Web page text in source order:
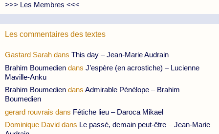
>>> Les Membres <<<
Les commentaires des textes
Gastard Sarah dans This day – Jean-Marie Audrain
Brahim Boumedien dans J’espère (en acrostiche) – Lucienne
Maville-Anku
Brahim Boumedien dans Admirable Pénélope – Brahim
Boumedien
gerard rouvrais dans Fétiche lieu – Daroca Mikael
Dominique David dans Le passé, demain peut-être – Jean-Marie